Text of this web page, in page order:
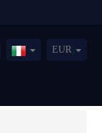
Italy(Italiano)
EUR